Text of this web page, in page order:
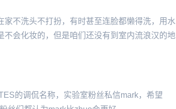
不洗头不打扮，有时甚至连脸都懒得洗，用水
会化妆的，但是咱们还没有到室内流浪汉的地
的调侃名称，实验室粉丝私信mark，希望